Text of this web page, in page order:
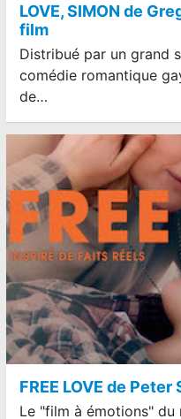
LOVE, SIMON de
film
Distribué par un grand
comédie romantique
de…
FREE LOVE de
Le "film à émotions" du